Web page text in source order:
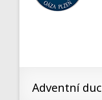
Adventní